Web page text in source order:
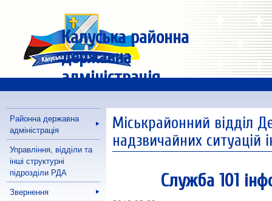
Калуська районна
державна
адміністрація
Районна державна
адміністрація
Управління, відділи та
інші структурні
підрозділи РДА
Звернення
Міськрайонний відділ
надзвичайних ситуацій
Служба 101